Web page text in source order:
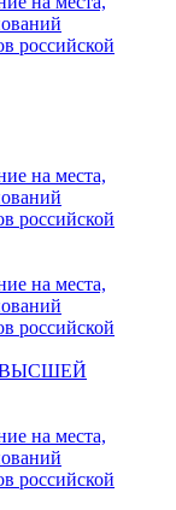
российской
на места,
российской
на места,
российской
на места,
российской